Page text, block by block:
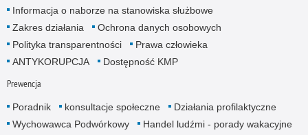
Informacja o naborze na stanowiska służbowe
Zakres działania
Ochrona danych osobowych
Polityka transparentności
Prawa człowieka
ANTYKORUPCJA
Dostępność KMP
Prewencja
Poradnik konsultacje społeczne
Działania profilaktyczne
Wychowawca Podwórkowy
Handel ludźmi - porady wakacyjne